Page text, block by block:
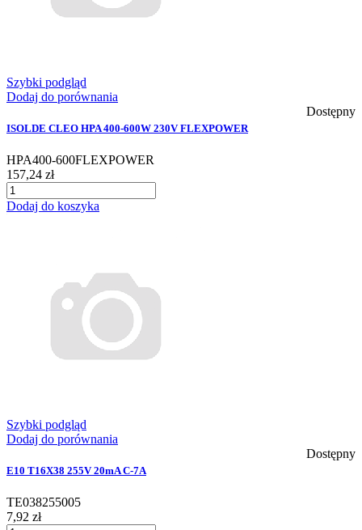
Szybki podgląd
Dodaj do porównania
Dostępny
ISOLDE CLEO HPA 400-600W 230V FLEXPOWER
HPA400-600FLEXPOWER
157,24 zł
Dodaj do koszyka
Szybki podgląd
Dodaj do porównania
Dostępny
E10 T16X38 255V 20mA C-7A
TE038255005
7,92 zł